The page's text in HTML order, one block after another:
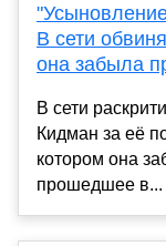
В сети
она забыла
В сети
Кидман за её
котором она
прошедшее в...